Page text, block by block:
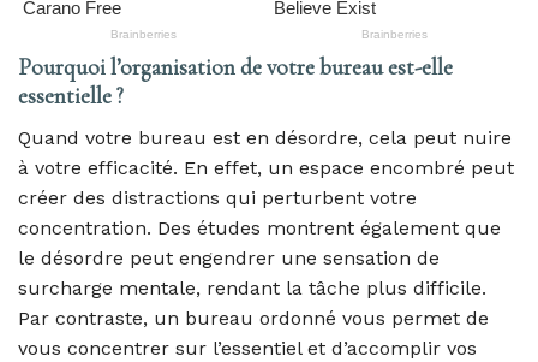
Pourquoi l’organisation de votre bureau est-elle
essentielle ?
Quand votre bureau est en désordre, cela peut nuire
à votre efficacité. En effet, un espace encombré peut
créer des distractions qui perturbent votre
concentration. Des études montrent également que
le désordre peut engendrer une sensation de
surcharge mentale, rendant la tâche plus difficile.
Par contraste, un bureau ordonné vous permet de
vous concentrer sur l’essentiel et d’accomplir vos